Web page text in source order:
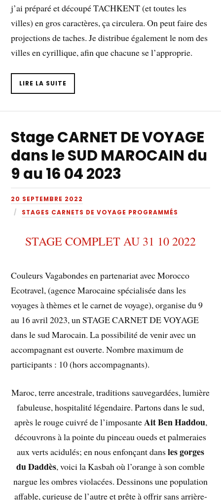
j’ai préparé et découpé TACHKENT (et toutes les
villes) en gros caractères, ça circulera. On peut faire des
projections de taches. Je distribue également le nom des
villes en cyrillique, afin que chacune se l’approprie.
LIRE LA SUITE
Stage CARNET DE VOYAGE
dans le SUD MAROCAIN du
9 au 16 04 2023
20 SEPTEMBRE 2022
STAGES CARNETS DE VOYAGE PROGRAMMÉS
STAGE COMPLET AU 31 10 2022
Couleurs Vagabondes en partenariat avec Morocco
Ecotravel, (agence Marocaine spécialisée dans les
voyages à thèmes et le carnet de voyage), organise du 9
au 16 avril 2023, un STAGE CARNET DE VOYAGE
dans le sud Marocain. La possibilité de venir avec un
accompagnant est ouverte. Nombre maximum de
participants : 10 (hors accompagnants).
Maroc, terre ancestrale, traditions sauvegardées, lumière
fabuleuse, hospitalité légendaire. Partons dans le sud,
après le rouge cuivré de l’imposanteAit Ben Haddou,
découvrons à la pointe du pinceau oueds et palmeraies
aux verts acidulés; en nous enfonçant dansles gorges
du Daddès, voici la Kasbah où l’orange à son comble
nargue les ombres violacées. Dessinons une population
affable, curieuse de l’autre et prête à offrir sans arrière-